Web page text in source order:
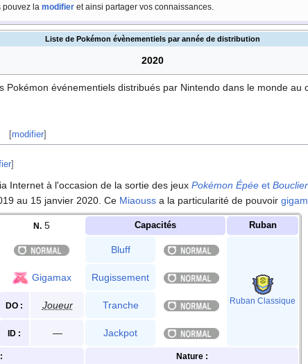
pouvez la modifieret ainsi partager vos connaissances.
Liste de Pokémon évènementiels par année de distribution
2020
Pokémon événementiels distribués par Nintendo dans le monde au
[modifier]
]
Internet à l'occasion de la sortie des jeux Pokémon Épée et Bouclier
au 15 janvier 2020. Ce Miaouss a la particularité de pouvoir
N. 5 Capacités Ruban
Bluff
Ruban Classique
Gigamax Rugissement
DO : Joueur Tranche
ID : — Jackpot
: Nature :